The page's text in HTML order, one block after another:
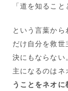
「道を知るこ
という言葉か
だけ自分を救
決にもならない
主になるのはネ
うことをネオに